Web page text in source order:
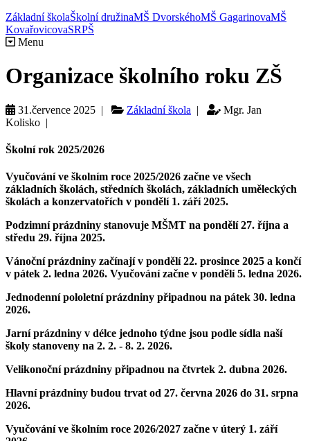
Základní školaŠkolní družinaMŠ DvorskéhoMŠ GagarinovaMŠ
KovařovicovaSRPŠ
Menu
Organizace školního roku ZŠ
31.července 2025 | Základní škola |
Mgr. Jan
Kolisko |
Školní rok 2025/2026
Vyučováníve školním roce 2025/2026 začne ve všech
základních školách, středních školách, základních uměleckých
školách a konzervatořích v pondělí 1. září 2025.
Podzimní prázdniny stanovuje MŠMT na pondělí 27. října a
středu 29. října 2025.
Vánoční prázdniny začínajív pondělí 22. prosince 2025 a končí
v pátek 2. ledna 2026. Vyučování začne v pondělí 5. ledna 2026.
Jednodenní pololetní prázdniny připadnou na pátek 30. ledna
2026.
Jarní prázdniny v délce jednoho týdne jsou podle sídla naší
školy stanoveny na 2. 2. - 8. 2. 2026.
Velikonoční prázdniny připadnou na čtvrtek 2. dubna 2026.
Hlavní prázdniny budou trvatod 27. června 2026 do 31. srpna
2026.
Vyučováníve školním roce 2026/2027 začne v úterý 1. září